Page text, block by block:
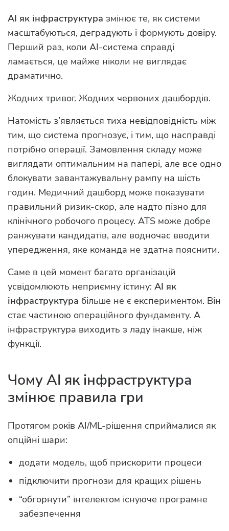
AI як інфраструктура змінює те, як системи
масштабуються, деградують і формують довіру.
Перший раз, коли AI-система справді
ламається, це майже ніколи не виглядає
драматично.
Жодних тривог. Жодних червоних дашбордів.
Натомість з’являється тиха невідповідність між
тим, що система прогнозує, і тим, що насправді
потрібно операції. Замовлення складу може
виглядати оптимальним на папері, але все одно
блокувати завантажувальну рампу на шість
годин. Медичний дашборд може показувати
правильний ризик-скор, але надто пізно для
клінічного робочого процесу. ATS може добре
ранжувати кандидатів, але водночас вводити
упередження, яке команда не здатна пояснити.
Саме в цей момент багато організацій
усвідомлюють неприємну істину: AI як
інфраструктура більше не є експериментом. Він
стає частиною операційного фундаменту. А
інфраструктура виходить з ладу інакше, ніж
функції.
Чому AI як інфраструктура
змінює правила гри
Протягом років AI/ML-рішення сприймалися як
опційні шари:
додати модель, щоб прискорити процеси
підключити прогнози для кращих рішень
“обгорнути” інтелектом існуюче програмне
забезпечення